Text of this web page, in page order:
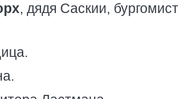
, дядя Саскии,